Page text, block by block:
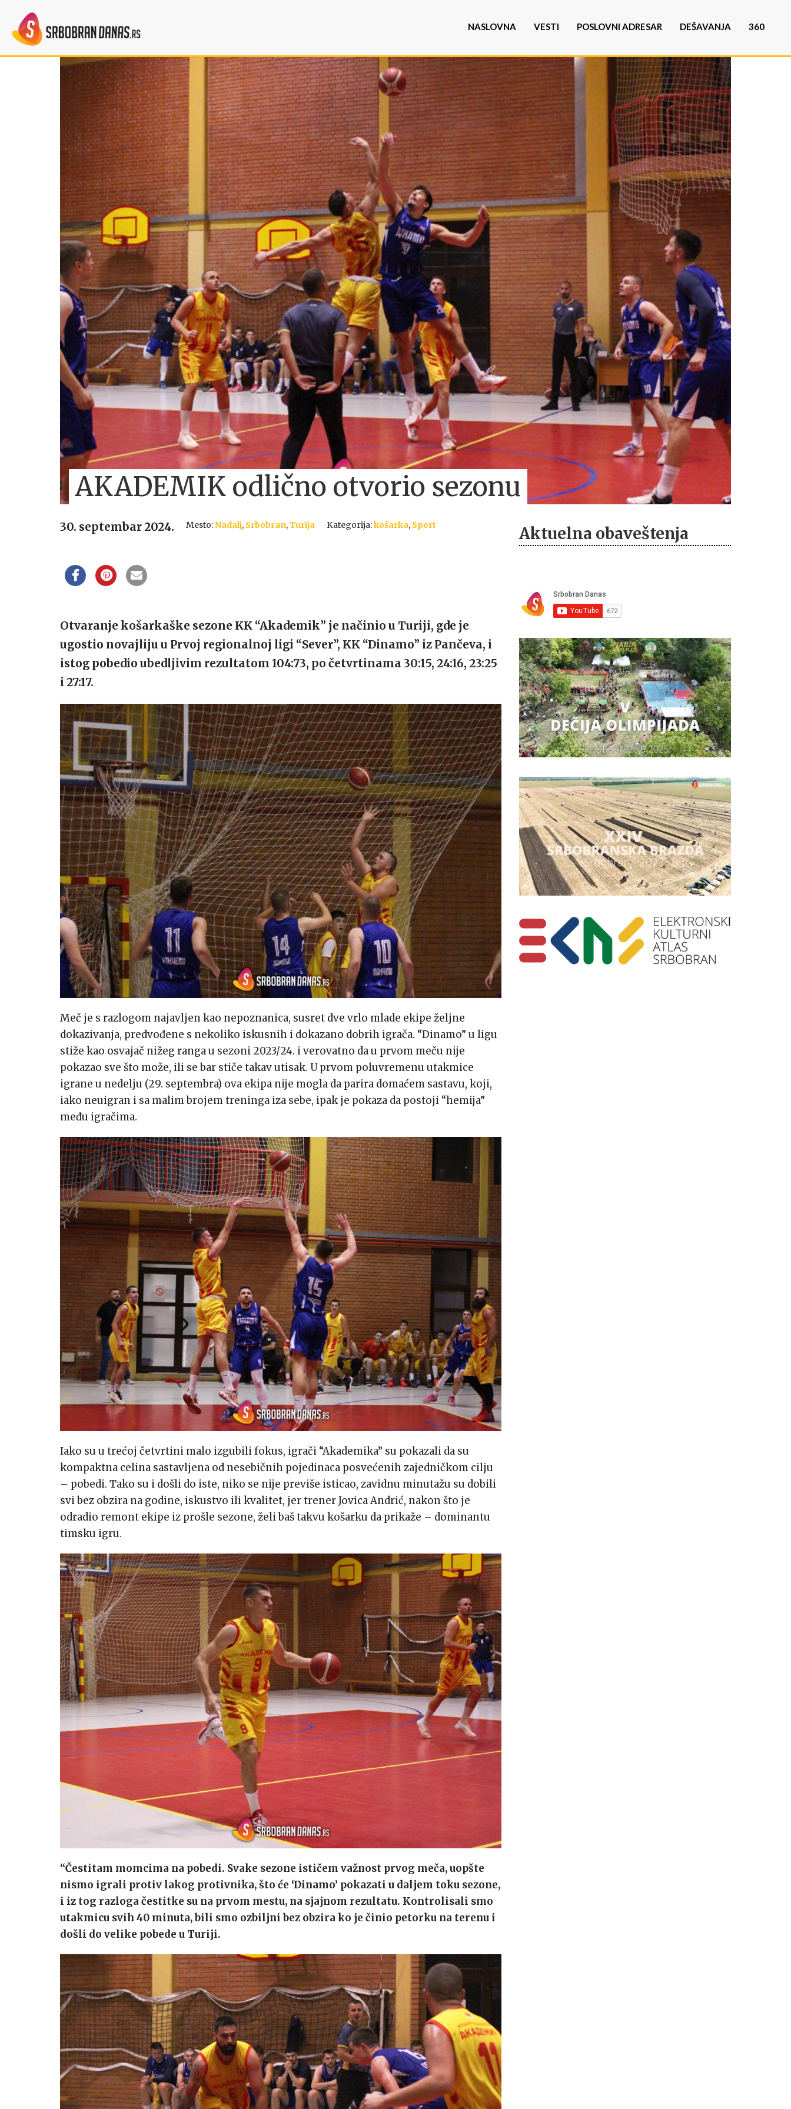
NASLOVNA VESTI POSLOVNI ADRESAR DEŠAVANJA 360
AKADEMIK odlično otvorio sezonu
30. septembar 2024. Mesto:Nadalj, Srbobran,Turija Kategorija:košarka, Sport
Otvaranje košarkaške sezone KK “Akademik” je načinio u Turiji, gde je
ugostio novajliju u Prvoj regionalnoj ligi “Sever”, KK “Dinamo” iz Pančeva, i
istog pobedio ubedljivim rezultatom 104:73, po četvrtinama 30:15, 24:16, 23:25
i 27:17.
Meč je s razlogom najavljen kao nepoznanica, susret dve vrlo mlade ekipe željne
dokazivanja, predvođene s nekoliko iskusnih i dokazano dobrih igrača. “Dinamo” u ligu
stiže kao osvajač nižeg ranga u sezoni 2023/24. i verovatno da u prvom meču nije
pokazao sve što može, ili se bar stiče takav utisak. U prvom poluvremenu utakmice
igrane u nedelju (29. septembra) ova ekipa nije mogla da parira domaćem sastavu, koji,
iako neuigran i sa malim brojem treninga iza sebe, ipak je pokaza da postoji “hemija”
među igračima.
Iako su u trećoj četvrtini malo izgubili fokus, igrači “Akademika” su pokazali da su
kompaktna celina sastavljena od nesebičnih pojedinaca posvećenih zajedničkom cilju
– pobedi. Tako su i došli do iste, niko se nije previše isticao, zavidnu minutažu su dobili
svi bez obzira na godine, iskustvo ili kvalitet, jer trener Jovica Andrić, nakon što je
odradio remont ekipe iz prošle sezone, želi baš takvu košarku da prikaže – dominantu
timsku igru.
“Čestitam momcima na pobedi. Svake sezone ističem važnost prvog meča, uopšte
nismo igrali protiv lakog protivnika, što će ‘Dinamo’ pokazati u daljem toku sezone,
i iz tog razloga čestitke su na prvom mestu, na sjajnom rezultatu. Kontrolisali smo
utakmicu svih 40 minuta, bili smo ozbiljni bez obzira ko je činio petorku na terenu i
došli do velike pobede u Turiji.
Aktuelna obaveštenja